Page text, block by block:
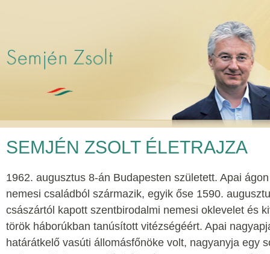
SEMJÉN ZSOLT ÉLETRAJZA
1962. augusztus 8-án Budapesten született. Apai
nemesi családból származik, egyik őse 1590.
császártól kapott szentbirodalmi nemesi oklevelet és
török háborúkban tanúsított vitézségéért. Apai
határátkelő vasúti állomásfőnöke volt, nagyanyja egy